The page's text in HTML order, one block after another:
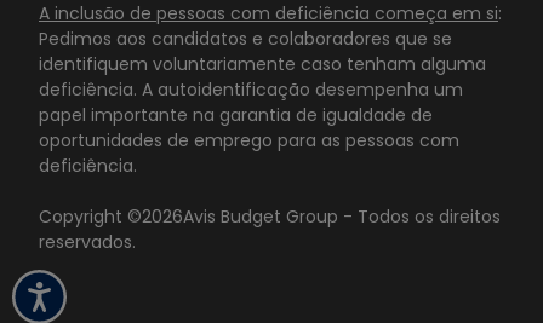
A inclusão de pessoas com deficiência começa em si:
Pedimos aos candidatos e colaboradores que se
identifiquem voluntariamente caso tenham alguma
deficiência. A autoidentificação desempenha um
papel importante na garantia de igualdade de
oportunidades de emprego para as pessoas com
deficiência.
Copyright ©2026Avis Budget Group - Todos os direitos
reservados.